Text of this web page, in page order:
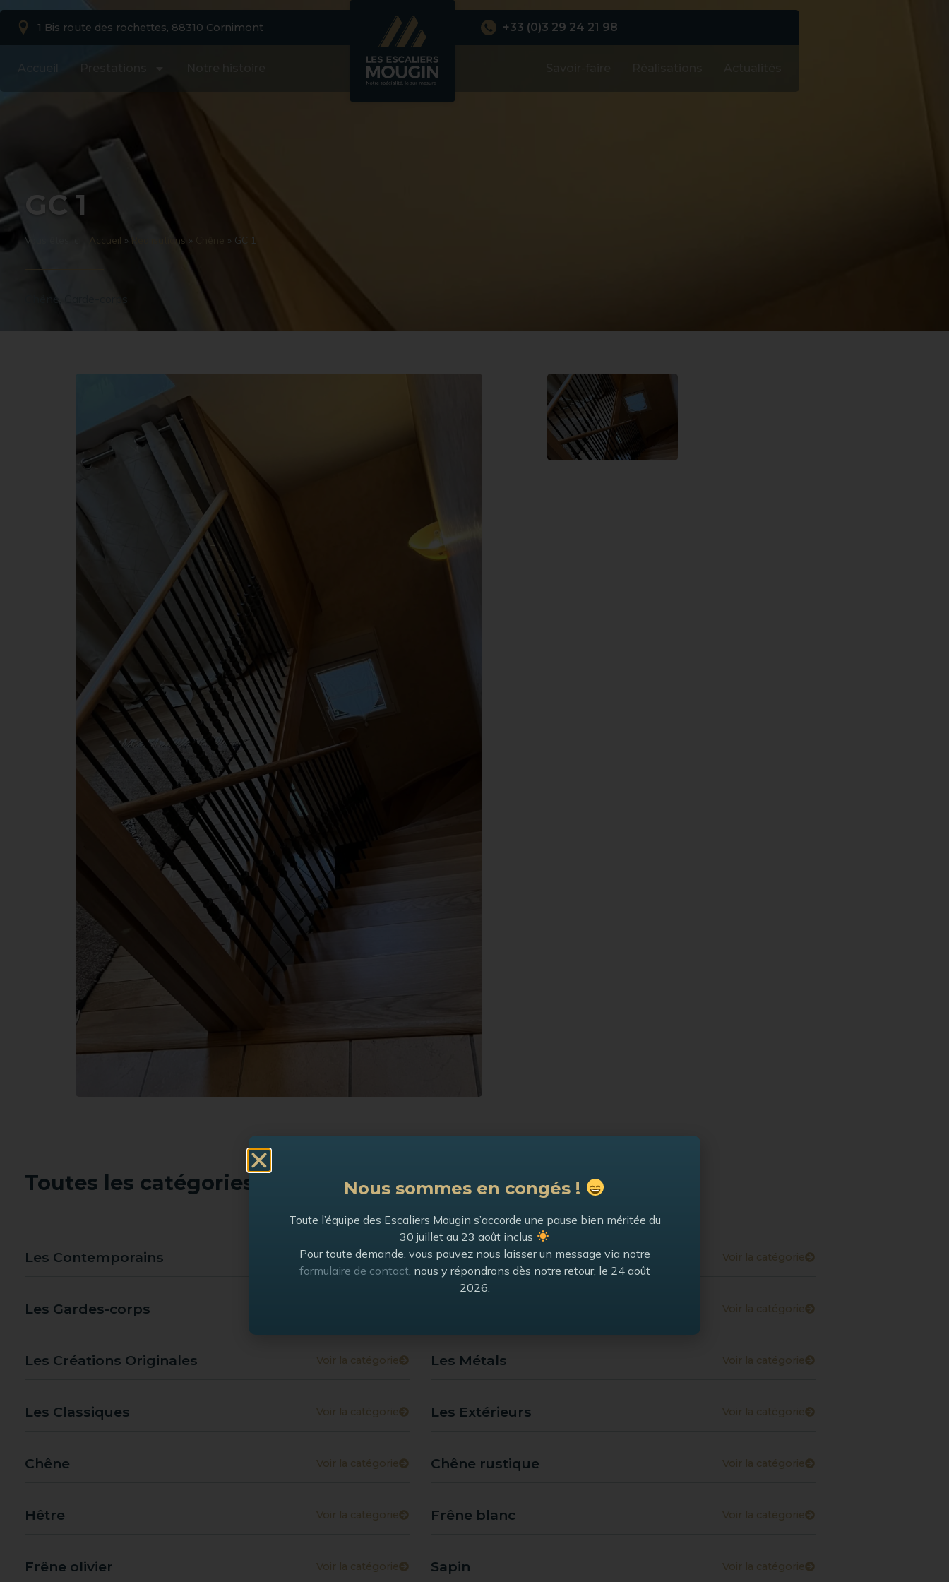
1 Bis route des rochettes, 88310 Cornimont +33 (0)3 29 24 21 98
GC 1
Vous êtes ici : Accueil »Réalisations » » GC 1
Chêne
Toutes les catégories :
Les Contemporains Voir la catégorie Les Chalets Voir la catégorie
Les Gardes-corps Voir la catégorie
Les Créations Originales Voir la catégorie Les Métals Voir la catégorie
Les Classiques Voir la catégorie Les Extérieurs Voir la catégorie
Chêne Voir la catégorie Chêne rustique Voir la catégorie
Hêtre Voir la catégorie Frêne blanc Voir la catégorie
Frêne olivier Voir la catégorie Sapin Voir la catégorie
Nous sommes en congés !
Toute l’équipe des Escaliers Mougin s’accorde une pause bien méritée du
30 juillet au 23 août inclus
Pour toute demande, vous pouvez nous laisser un message via notre
formulaire de contact , nous y répondrons dès notre retour, le 24 août
2026.